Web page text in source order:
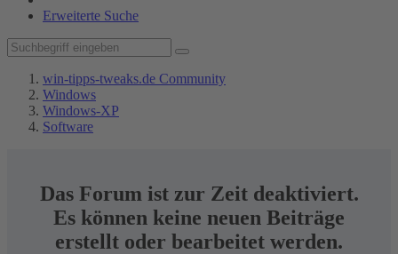
Erweiterte Suche
win-tipps-tweaks.de Community
Windows
Windows-XP
Software
Das Forum ist zur Zeit deaktiviert.
Es können keine neuen Beiträge
erstellt oder bearbeitet werden.